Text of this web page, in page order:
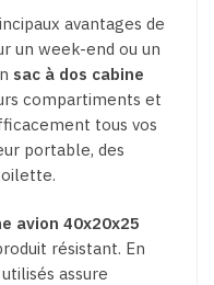
avantages de
un week-end ou un
sac à dos cabine
compartiments et
tous vos
portable, des
avion 40x20x25
résistant. En
assure